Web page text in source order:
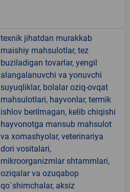
texnik jihatdan murakkab
maishiy mahsulotlar, tez
buziladigan tovarlar, yengil
alangalanuvchi va yonuvchi
suyuqliklar, bolalar oziq-ovqat
mahsulotlari, hayvonlar, termik
ishlov berilmagan, kelib chiqishi
hayvonotga mansub mahsulot
va xomashyolar, veterinariya
dori vositalari,
mikroorganizmlar shtammlari,
oziqalar va ozuqabop
qo`shimchalar, aksiz